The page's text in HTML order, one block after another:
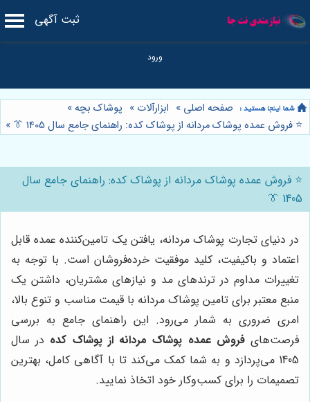
ثبت آگهی
صفحه اصلی » ابزارآلات » پوشاک بچه»
⭐️ فروش عمده پوشاک مردانه از پوشاک کده: راهنمای جامع سال 1405 👔
»
⭐️ فروش عمده پوشاک مردانه از پوشاک کده: راهنمای جامع سال
1405 👔
در دنیای تجارت پوشاک مردانه، یافتن یک تامین‌کننده عمده قابل
اعتماد و باکیفیت، کلید موفقیت خرده‌فروشان است. با توجه به
تغییرات مداوم در ترندهای مد و نیازهای مشتریان، داشتن یک
منبع معتبر برای تامین پوشاک مردانه با قیمت مناسب و تنوع بالا،
امری ضروری به شمار می‌رود. این راهنمای جامع به بررسی
فرصت‌هایفروش عمده پوشاک مردانه از پوشاک کده در سال
1405 می‌پردازد و به شما کمک می‌کند تا با آگاهی کامل، بهترین
تصمیمات را برای کسب‌وکار خود اتخاذ نمایید.